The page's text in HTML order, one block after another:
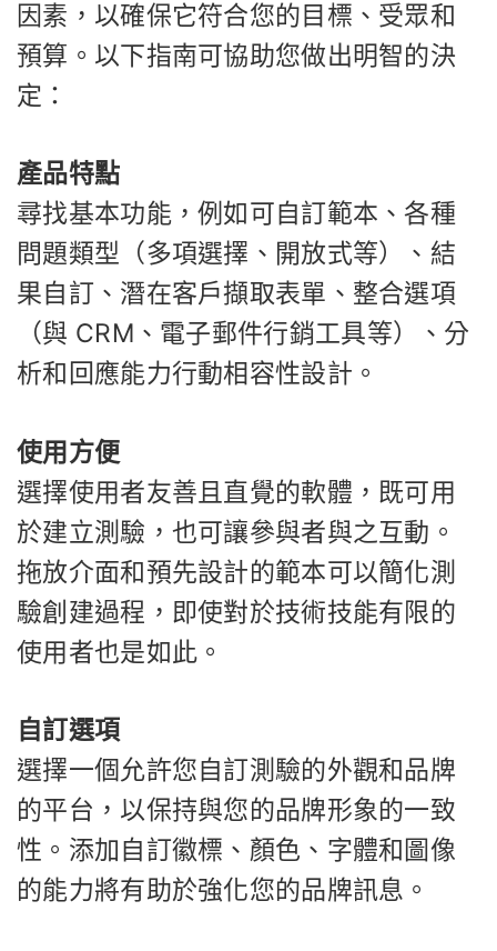
因素，以確保它符合您的目標、受眾和
預算。以下指南可協助您做出明智的決
定：
產品特點
尋找基本功能，例如可自訂範本、各種
問題類型（多項選擇、開放式等）、結
果自訂、潛在客戶擷取表單、整合選項
（與 CRM、電子郵件行銷工具等）、分
析和回應能力行動相容性設計。
使用方便
選擇使用者友善且直覺的軟體，既可用
於建立測驗，也可讓參與者與之互動。
拖放介面和預先設計的範本可以簡化測
驗創建過程，即使對於技術技能有限的
使用者也是如此。
自訂選項
選擇一個允許您自訂測驗的外觀和品牌
的平台，以保持與您的品牌形象的一致
性。添加自訂徽標、顏色、字體和圖像
的能力將有助於強化您的品牌訊息。